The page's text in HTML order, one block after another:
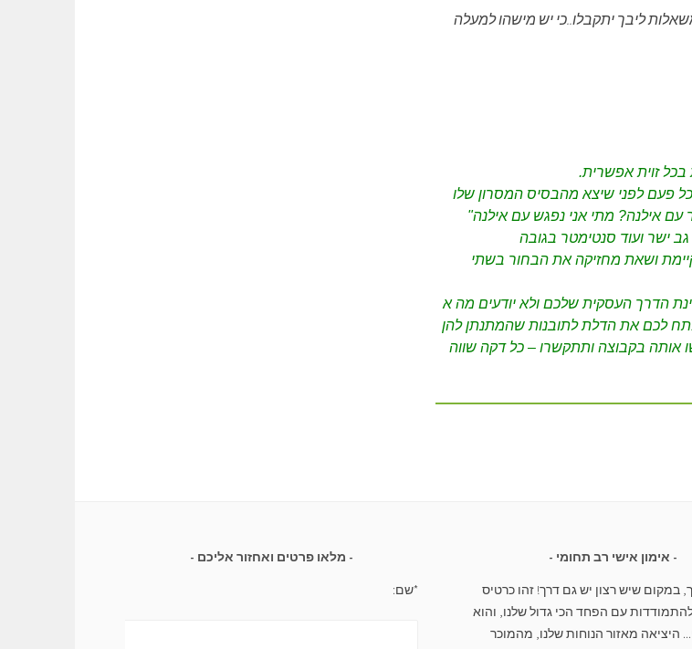
ליבך יתקבלו..כי יש מישהו למעלה
זוית אפשרית.
פעם לפני שיצא מהבסיס המסרון שלו
אילנה? מתי אני נפגש עם אילנה"
ישר ועוד סנטימטר בגובה
ושאת מחזיקה את הבחור בשתי
הדרך העסקית שלכם ולא יודעים מה א
לכם את הדלת לתובנות שהמתנתן להן
אותה בקבוצה ותתקשרו – כל דקה שווה
מלאו פרטים ואחזור אליכם
*שם:
אימון אישי רב תחומי
במקום שיש רצון יש גם דרך! זהו כרטיס
עם הפחד הכי גדול שלנו, והוא
היציאה מאזור הנוחות שלנו, מהמוכר